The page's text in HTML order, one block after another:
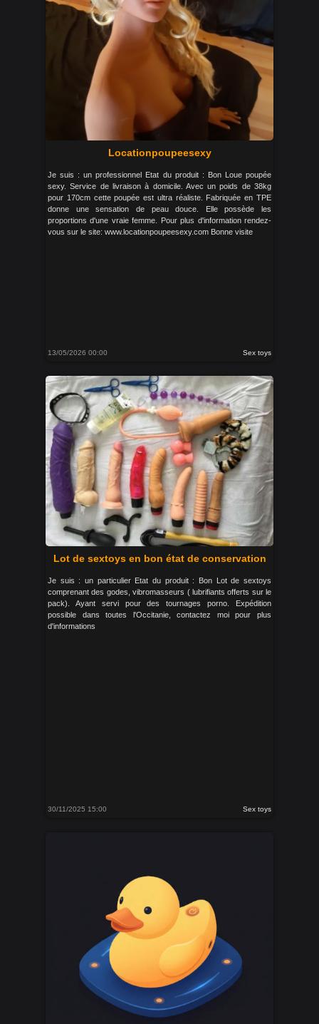
Locationpoupeesexy
Je suis : un professionnel Etat du produit : Bon Loue poupée
sexy. Service de livraison à domicile. Avec un poids de 38kg
pour 170cm cette poupée est ultra réaliste. Fabriquée en TPE
donne une sensation de peau douce. Elle possède les
proportions d'une vraie femme. Pour plus d'information rendez-
vous sur le site: www.locationpoupeesexy.com Bonne visite
13/05/2026 00:00 Sex toys
Lot de sextoys en bon état de conservation
Je suis : un particulier Etat du produit : Bon Lot de sextoys
comprenant des godes, vibromasseurs ( lubrifiants offerts sur le
pack). Ayant servi pour des tournages porno. Expédition
possible dans toutes l'Occitanie, contactez moi pour plus
d'informations
30/11/2025 15:00 Sex toys